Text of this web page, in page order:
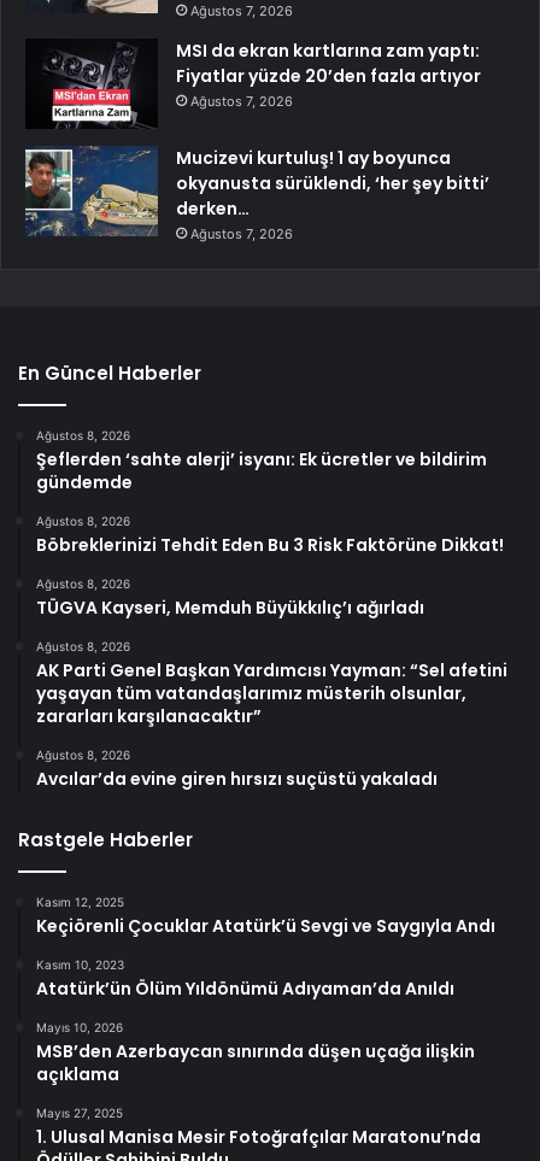
Ağustos 7, 2026
MSI da ekran kartlarına zam yaptı:
Fiyatlar yüzde 20’den fazla artıyor
Ağustos 7, 2026
Mucizevi kurtuluş! 1 ay boyunca
okyanusta sürüklendi, ‘her şey bitti’
derken…
Ağustos 7, 2026
En Güncel Haberler
Ağustos 8, 2026
Şeflerden ‘sahte alerji’ isyanı: Ek ücretler ve bildirim
gündemde
Ağustos 8, 2026
Böbreklerinizi Tehdit Eden Bu 3 Risk Faktörüne Dikkat!
Ağustos 8, 2026
TÜGVA Kayseri, Memduh Büyükkılıç’ı ağırladı
Ağustos 8, 2026
AK Parti Genel Başkan Yardımcısı Yayman: “Sel afetini
yaşayan tüm vatandaşlarımız müsterih olsunlar,
zararları karşılanacaktır”
Ağustos 8, 2026
Avcılar’da evine giren hırsızı suçüstü yakaladı
Rastgele Haberler
Kasım 12, 2025
Keçiörenli Çocuklar Atatürk’ü Sevgi ve Saygıyla Andı
Kasım 10, 2023
Atatürk’ün Ölüm Yıldönümü Adıyaman’da Anıldı
Mayıs 10, 2026
MSB’den Azerbaycan sınırında düşen uçağa ilişkin
açıklama
Mayıs 27, 2025
1. Ulusal Manisa Mesir Fotoğrafçılar Maratonu’nda